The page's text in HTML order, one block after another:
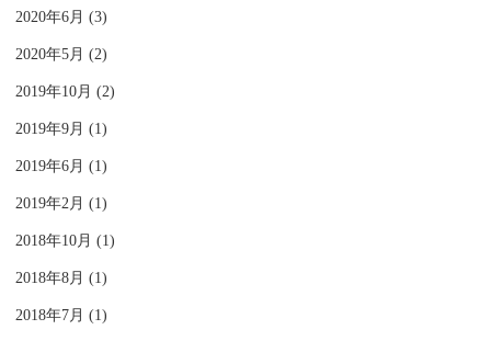
2020年6月 (3)
2020年5月 (2)
2019年10月 (2)
2019年9月 (1)
2019年6月 (1)
2019年2月 (1)
2018年10月 (1)
2018年8月 (1)
2018年7月 (1)